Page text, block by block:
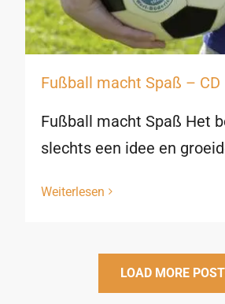
Fußball macht Spaß – CD
Fußball macht Spaß Het
slechts een idee en
Weiterlesen
LOAD MORE